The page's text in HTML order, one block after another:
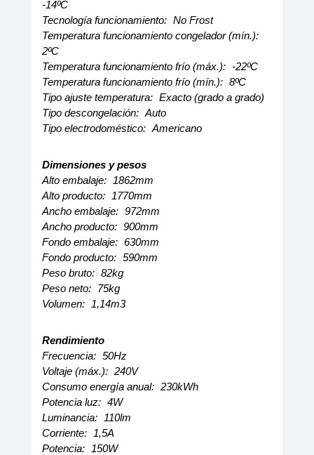
-14ºC
Tecnología funcionamiento: No Frost
Temperatura funcionamiento congelador (mín.):
2ºC
Temperatura funcionamiento frío (máx.): -22ºC
Temperatura funcionamiento frío (mín.): 8ºC
Tipo ajuste temperatura: Exacto (grado a grado)
Tipo descongelación: Auto
Tipo electrodoméstico: Americano
Dimensiones y pesos
Alto embalaje: 1862mm
Alto producto: 1770mm
Ancho embalaje: 972mm
Ancho producto: 900mm
Fondo embalaje: 630mm
Fondo producto: 590mm
Peso bruto: 82kg
Peso neto: 75kg
Volumen: 1,14m3
Rendimiento
Frecuencia: 50Hz
Voltaje (máx.): 240V
Consumo energía anual: 230kWh
Potencia luz: 4W
Luminancia: 110lm
Corriente: 1,5A
Potencia: 150W